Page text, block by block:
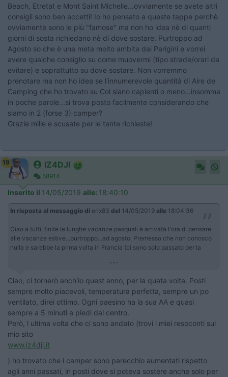
Beach, Etretat e Mont Saint Michelle...ovviamente se avete altri
consigli sono ben accetti! Io ho pensato a queste tappe perchè
ovviamente sono le più "famose" ma non ho idea nè di quanti
giorni di sosta richiedano nè di dove sostare. Purtroppo ad
Agosto so che è una meta molto ambita dai Parigini e vorrei
avere qualche consiglio su come muovermi (tipo strade/orari da
evitare) e soprattutto su dove sostare. Non vorremmo
prenotare ma non ho idea se l'innumerevole quantità di Aire de
Camping che ho trovato su Col siano capienti o meno...insomma
in poche parole...si trova posto facilmente considerando che
siamo in 2 (forse 3) camper?
Grazie mille e scusate per le tante richieste!
19 IZ4DJI
58914
Inserito il 14/05/2019 alle: 18:40:10
In risposta al messaggio di erix83 del 14/05/2019 alle 18:04:36
Ciao a tutti, finite le lunghe vacanze pasquali è arrivata l'ora di pensare
alle vacanze estive...purtroppo...ad agosto. Premesso che non conosco
nulla e sarebbe la prima volta in Francia (ci sono solo passato per la
...
Ciao, ci tornerò anch'io quest anno, per la quata volta. Posti
sempre molto piacevoli, temperatura perfetta, sempre un po
ventilato, direi ottimo. Ogni paesino ha la sua AA e quasi
sempre a 5 minuti a piedi dal centro.
Però, l ultima volta che ci sono andato (trovi i miei resoconti sul
mio sito
www.iz4dji.it
) ho trovato che i camper sono parecchio aumentati rispetto
agli anni passati, in posti dove si poteva sostere anche solo per